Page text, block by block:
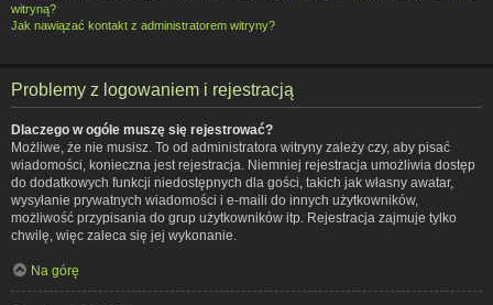
witryną?
Jak nawiązać kontakt z administratorem witryny?
Problemy z logowaniem i rejestracją
Dlaczego w ogóle muszę się rejestrować?
Możliwe, że nie musisz. To od administratora witryny zależy czy, aby pisać
wiadomości, konieczna jest rejestracja. Niemniej rejestracja umożliwia dostęp
do dodatkowych funkcji niedostępnych dla gości, takich jak własny awatar,
wysyłanie prywatnych wiadomości i e-maili do innych użytkowników,
możliwość przypisania do grup użytkowników itp. Rejestracja zajmuje tylko
chwilę, więc zaleca się jej wykonanie.
Na górę